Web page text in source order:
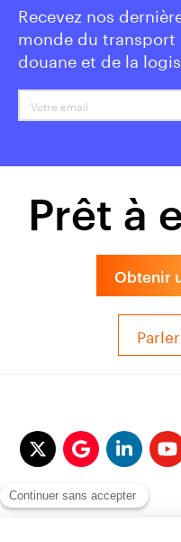
Recevez nos
monde du
douane et de la
Votre email
Prêt à
Obtenir